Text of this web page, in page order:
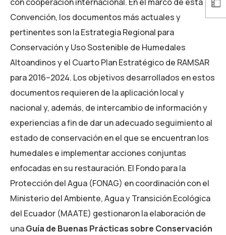
con cooperación internacional. En el marco de esta
Convención, los documentos más actuales y
pertinentes son la Estrategia Regional para
Conservación y Uso Sostenible de Humedales
Altoandinos y el Cuarto Plan Estratégico de RAMSAR
para 2016–2024. Los objetivos desarrollados en estos
documentos requieren de la aplicación local y
nacional y, además, de intercambio de información y
experiencias a fin de dar un adecuado seguimiento al
estado de conservación en el que se encuentran los
humedales e implementar acciones conjuntas
enfocadas en su restauración. El Fondo para la
Protección del Agua (FONAG) en coordinación con el
Ministerio del Ambiente, Agua y Transición Ecológica
del Ecuador (MAATE) gestionaron la elaboración de
unaGuía de Buenas Prácticas sobre Conservación